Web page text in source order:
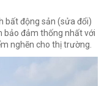
bất động sản (sửa đổi)
bảo đảm thống nhất với
nghẽn cho thị trường.